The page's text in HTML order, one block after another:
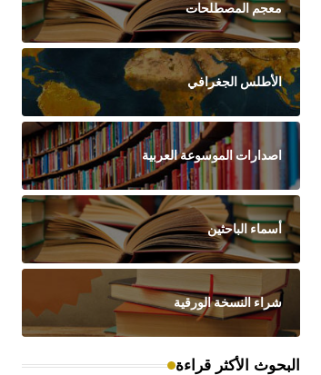
معجم المصطلحات
الأطلس الجغرافي
اصدارات الموسوعة العربية
أسماء الباحثين
شراء النسخة الورقية
البحوث الأكثر قراءة